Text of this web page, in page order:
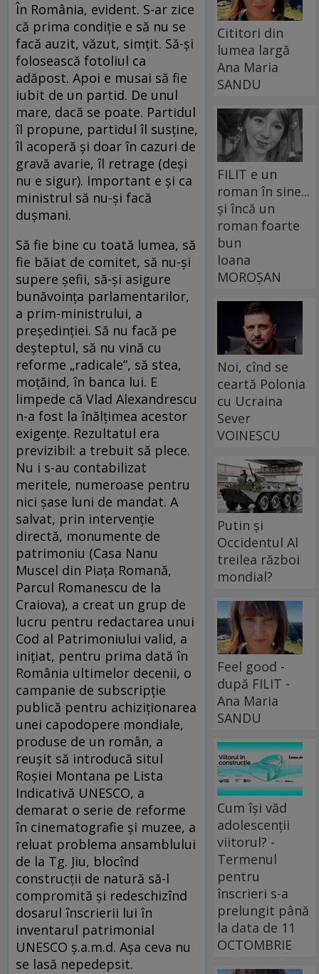
În România, evident. S-ar zice
că prima condiţie e să nu se
facă auzit, văzut, simţit. Să-şi
folosească fotoliul ca
adăpost. Apoi e musai să fie
iubit de un partid. De unul
mare, dacă se poate. Partidul
îl propune, partidul îl susţine,
îl acoperă şi doar în cazuri de
gravă avarie, îl retrage (deşi
nu e sigur). Important e şi ca
ministrul să nu-şi facă
duşmani.
Să fie bine cu toată lumea, să
fie băiat de comitet, să nu-şi
supere şefii, să-şi asigure
bunăvoinţa parlamentarilor,
a prim-ministrului, a
preşedinţiei. Să nu facă pe
deşteptul, să nu vină cu
reforme „radicale”, să stea,
moţăind, în banca lui. E
limpede că Vlad Alexandrescu
n-a fost la înălţimea acestor
exigenţe. Rezultatul era
previzibil: a trebuit să plece.
Nu i s-au contabilizat
meritele, numeroase pentru
nici şase luni de mandat. A
salvat, prin intervenţie
directă, monumente de
patrimoniu (Casa Nanu
Muscel din Piaţa Romană,
Parcul Romanescu de la
Craiova), a creat un grup de
lucru pentru redactarea unui
Cod al Patrimoniului valid, a
iniţiat, pentru prima dată în
România ultimelor decenii, o
campanie de subscripţie
publică pentru achiziţionarea
unei capodopere mondiale,
produse de un român, a
reuşit să introducă situl
Roşiei Montana pe Lista
Indicativă UNESCO, a
demarat o serie de reforme
în cinematografie şi muzee, a
reluat problema ansamblului
de la Tg. Jiu, blocînd
construcţii de natură să-l
compromită şi redeschizînd
dosarul înscrierii lui în
inventarul patrimonial
UNESCO ş.a.m.d. Aşa ceva nu
se lasă nepedepsit.
Cititori din
lumea largă
Ana Maria
SANDU
FILIT e un
roman în sine...
și încă un
roman foarte
bun
Ioana
MOROȘAN
Noi, cînd se
ceartă Polonia
cu Ucraina
Sever
VOINESCU
Putin și
Occidentul Al
treilea război
mondial?
Feel good -
după FILIT -
Ana Maria
SANDU
Cum își văd
adolescenții
viitorul? -
Termenul
pentru
înscrieri s-a
prelungit până
la data de 11
OCTOMBRIE